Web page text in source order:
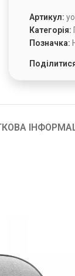
Артикул:
Категорія:
Позначка: